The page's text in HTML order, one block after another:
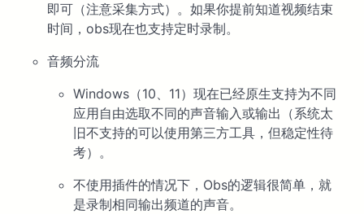
即可（注意采集方式）。如果你提前知道视频结束
时间，obs现在也支持定时录制。
音频分流
Windows（10、11）现在已经原生支持为不同
应用自由选取不同的声音输入或输出（系统太
旧不支持的可以使用第三方工具，但稳定性待
考）。
不使用插件的情况下，Obs的逻辑很简单，就
是录制相同输出频道的声音。